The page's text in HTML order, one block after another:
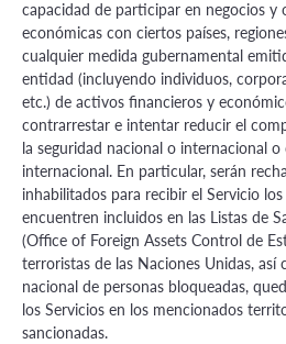
capacidad de participar en negocios y
económicas con ciertos países,
cualquier medida gubernamental
entidad (incluyendo individuos,
etc.) de activos financieros y
contrarrestar e intentar reducir el
la seguridad nacional o internacional
internacional. En particular, serán
inhabilitados para recibir el Servicio
encuentren incluidos en las Listas de
(Office of Foreign Assets Control de
terroristas de las Naciones Unidas, así
nacional de personas bloqueadas,
los Servicios en los mencionados
sancionadas.